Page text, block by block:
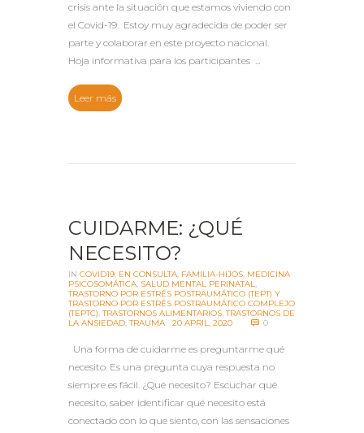
crisis ante la situación que estamos viviendo con
el Covid-19. Estoy muy agradecida de poder ser
parte y colaborar en este proyecto nacional.
Hoja informativa para los participantes ...
Leer más
CUIDARME: ¿QUÉ
NECESITO?
IN COVID19, EN CONSULTA, FAMILIA-HIJOS, MEDICINA
PSICOSOMÁTICA, SALUD MENTAL PERINATAL,
TRASTORNO POR ESTRÉS POSTRAUMÁTICO (TEPT) Y
TRASTORNO POR ESTRÉS POSTRAUMÁTICO COMPLEJO
(TEPTC),TRASTORNOS ALIMENTARIOS,TRASTORNOS DE
LA ANSIEDAD,TRAUMA 20 APRIL, 2020 0
Una forma de cuidarme es preguntarme qué
necesito. Es una pregunta cuya respuesta no
siempre es fácil. ¿Qué necesito? Escuchar qué
necesito, saber identificar qué necesito está
conectado con lo que siento, con las sensaciones